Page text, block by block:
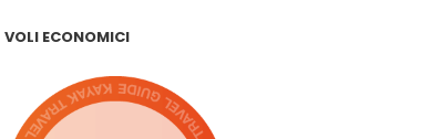
VOLI ECONOMICI